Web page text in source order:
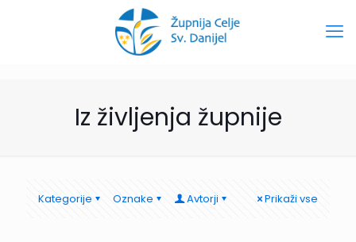
Iz življenja župnije
Kategorije Oznake Avtorji Prikaži vse